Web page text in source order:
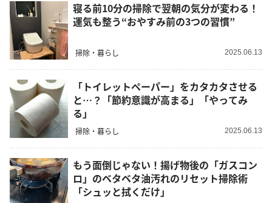
寝る前10分の掃除で翌朝の気分が変わる！
運気も整う“おやすみ前の3つの習慣”
掃除・暮らし 2025.06.13
「トイレットペーパー」をカタカタさせる
と…？「節約意識が高まる」「やってみ
る」
掃除・暮らし 2025.06.13
もう面倒じゃない！揚げ物後の「ガスコン
ロ」のベタベタ油汚れのリセット掃除術
「シュッと拭くだけ」